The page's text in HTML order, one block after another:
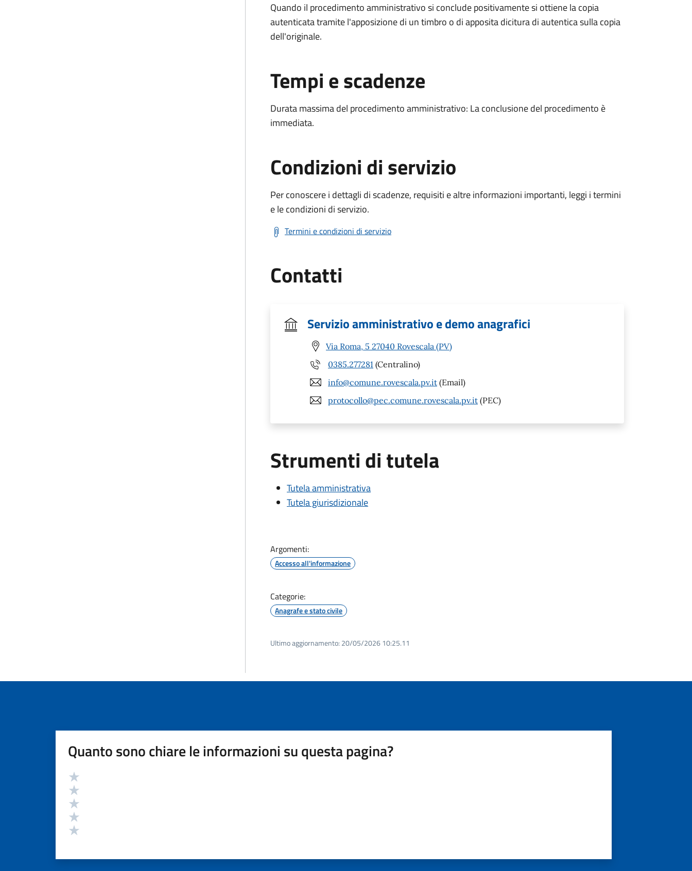
Quando il procedimento amministrativo si conclude positivamente si ottiene la copia
autenticata tramite l'apposizione di un timbro o di apposita dicitura di autentica sulla copia
dell'originale.
Tempi e scadenze
Durata massima del procedimento amministrativo: La conclusione del procedimento è
immediata.
Condizioni di servizio
Per conoscere i dettagli di scadenze, requisiti e altre informazioni importanti, leggi i termini
e le condizioni di servizio.
Termini e condizioni di servizio
Contatti
Servizio amministrativo e demo anagrafici
Via Roma, 5 27040 Rovescala (PV)
0385.277281 (Centralino)
info@comune.rovescala.pv.it (Email)
protocollo@pec.comune.rovescala.pv.it (PEC)
Strumenti di tutela
Tutela amministrativa
Tutela giurisdizionale
Argomenti:
Accesso all'informazione
Categorie:
Anagrafe e stato civile
Ultimo aggiornamento: 20/05/2026 10:25.11
Quanto sono chiare le informazioni su questa pagina?
Valutazione